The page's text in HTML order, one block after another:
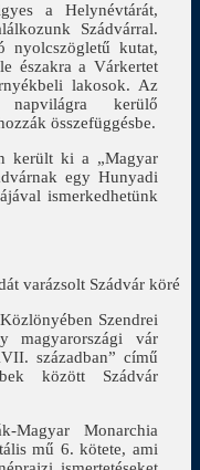
a Helynévtárát,
Szádvárral.
nyolcszögletű kutat,
északra a Várkertet
lakosok. Az
kerülő
összefüggésbe.
került ki a „Magyar
egy Hunyadi
ismerkedhetünk
varázsolt Szádvár köré
Szendrei
magyarországi vár
században” című
között Szádvár
Magyar Monarchia
mű 6. kötete, ami